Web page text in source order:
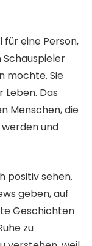
für eine Person,
möchte. Sie
Das
Menschen, die
und
positiv sehen.
geben, auf
Geschichten
zu